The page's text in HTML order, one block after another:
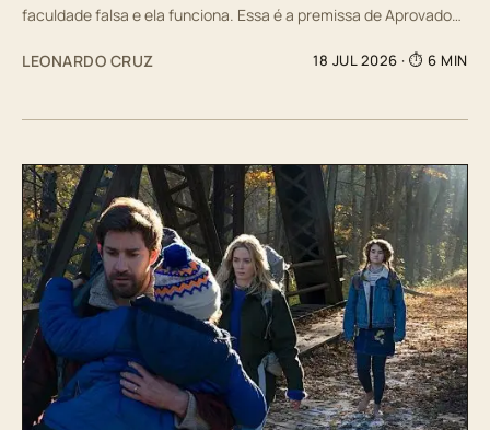
faculdade falsa e ela funciona. Essa é a premissa de Aprovado…
LEONARDO CRUZ 18 JUL 2026 · ⏱ 6 MIN